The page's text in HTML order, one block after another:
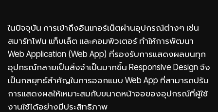
ในปัจจุบัน การเข้าถึงอินเทอร์เน็ตผ่านอุปกรณ์ต่างๆ เช่น
สมาร์ทโฟน แท็บเล็ต และคอมพิวเตอร์ ทำให้การพัฒนา
Web Application (Web App) ที่รองรับการแสดงผลบนทุก
อุปกรณ์กลายเป็นสิ่งจำเป็นมากขึ้น Responsive Design จึง
เป็นกลยุทธ์สำคัญในการออกแบบ Web App ที่สามารถปรับ
การแสดงผลให้เหมาะสมกับขนาดหน้าจอของอุปกรณ์ที่ผู้ใช้
งานใช้ได้อย่างมีประสิทธิภาพ